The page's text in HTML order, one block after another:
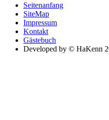
Seitenanfang
SiteMap
Impressum
Kontakt
Gästebuch
Developed by © HaKenn